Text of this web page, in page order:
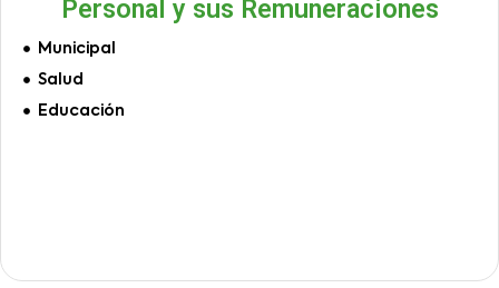
Personal y sus Remuneraciones
Municipal
Salud
Educación